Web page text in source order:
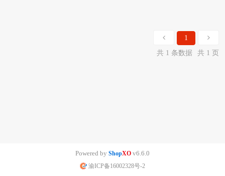
1
共 1 条数据
共 1 页
Powered by ShopXO v6.6.0
渝ICP备16002328号-2